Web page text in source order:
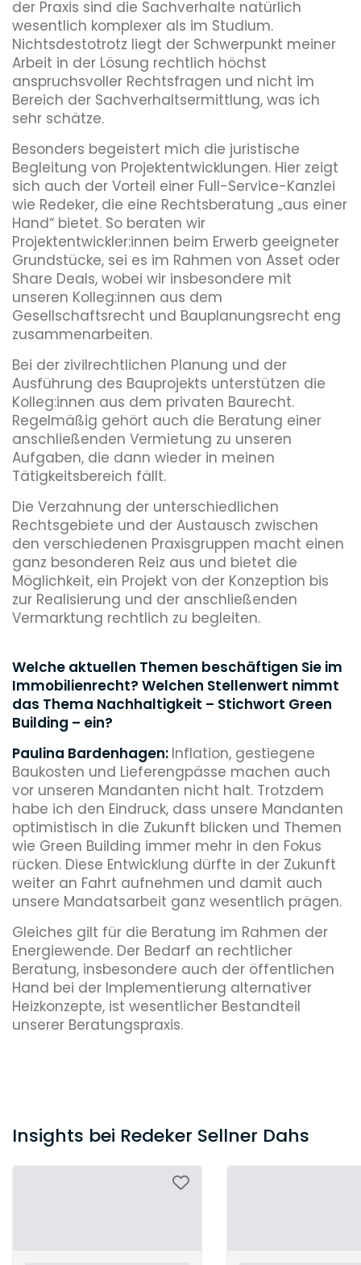
der Praxis sind die Sachverhalte natürlich
wesentlich komplexer als im Studium.
Nichtsdestotrotz liegt der Schwerpunkt meiner
Arbeit in der Lösung rechtlich höchst
anspruchsvoller Rechtsfragen und nicht im
Bereich der Sachverhaltsermittlung, was ich
sehr schätze.
Besonders begeistert mich die juristische
Begleitung von Projektentwicklungen. Hier zeigt
sich auch der Vorteil einer Full-Service-Kanzlei
wie Redeker, die eine Rechtsberatung „aus einer
Hand“ bietet. So beraten wir
Projektentwickler:innen beim Erwerb geeigneter
Grundstücke, sei es im Rahmen von Asset oder
Share Deals, wobei wir insbesondere mit
unseren Kolleg:innen aus dem
Gesellschaftsrecht und Bauplanungsrecht eng
zusammenarbeiten.
Bei der zivilrechtlichen Planung und der
Ausführung des Bauprojekts unterstützen die
Kolleg:innen aus dem privaten Baurecht.
Regelmäßig gehört auch die Beratung einer
anschließenden Vermietung zu unseren
Aufgaben, die dann wieder in meinen
Tätigkeitsbereich fällt.
Die Verzahnung der unterschiedlichen
Rechtsgebiete und der Austausch zwischen
den verschiedenen Praxisgruppen macht einen
ganz besonderen Reiz aus und bietet die
Möglichkeit, ein Projekt von der Konzeption bis
zur Realisierung und der anschließenden
Vermarktung rechtlich zu begleiten.
Welche aktuellen Themen beschäftigen Sie im
Immobilienrecht? Welchen Stellenwert nimmt
das Thema Nachhaltigkeit – Stichwort Green
Building – ein?
Paulina Bardenhagen: Inflation, gestiegene
Baukosten und Lieferengpässe machen auch
vor unseren Mandanten nicht halt. Trotzdem
habe ich den Eindruck, dass unsere Mandanten
optimistisch in die Zukunft blicken und Themen
wie Green Building immer mehr in den Fokus
rücken. Diese Entwicklung dürfte in der Zukunft
weiter an Fahrt aufnehmen und damit auch
unsere Mandatsarbeit ganz wesentlich prägen.
Gleiches gilt für die Beratung im Rahmen der
Energiewende. Der Bedarf an rechtlicher
Beratung, insbesondere auch der öffentlichen
Hand bei der Implementierung alternativer
Heizkonzepte, ist wesentlicher Bestandteil
unserer Beratungspraxis.
Insights bei Redeker Sellner Dahs